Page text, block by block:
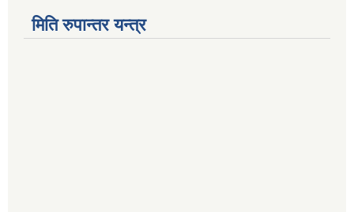
मिति रुपान्तर यन्त्र